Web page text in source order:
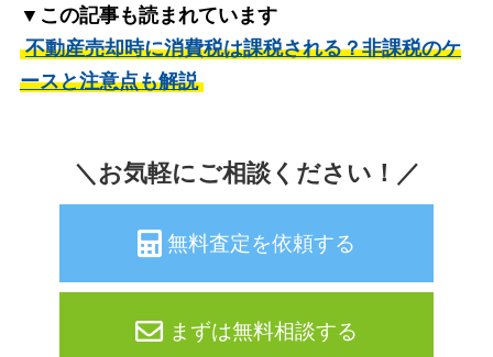
▼この記事も読まれています
不動産売却時に消費税は課税される？非課税のケ
ースと注意点も解説
＼お気軽にご相談ください！／
無料査定を依頼する
まずは無料相談する